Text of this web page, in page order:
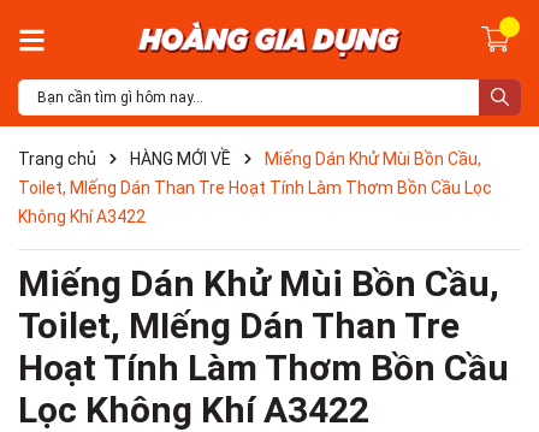
Trang chủ HÀNG MỚI VỀ
Miếng Dán Khử Mùi Bồn Cầu,
Toilet, MIếng Dán Than Tre Hoạt Tính Làm Thơm Bồn Cầu Lọc
Không Khí A3422
Miếng Dán Khử Mùi Bồn Cầu,
Toilet, MIếng Dán Than Tre
Hoạt Tính Làm Thơm Bồn Cầu
Lọc Không Khí A3422